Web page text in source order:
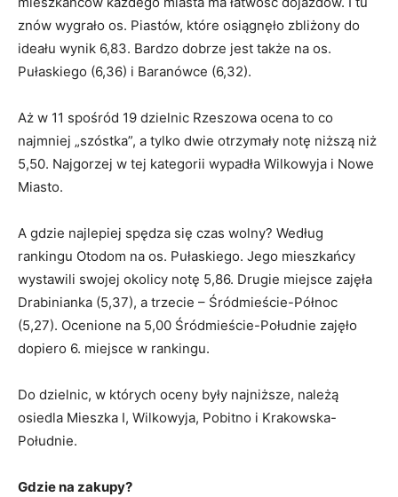
znów wygrało os. Piastów, które osiągnęło zbliżony do
ideału wynik 6,83. Bardzo dobrze jest także na os.
Pułaskiego (6,36) i Baranówce (6,32).
Aż w 11 spośród 19 dzielnic Rzeszowa ocena to co
najmniej „szóstka”, a tylko dwie otrzymały notę niższą niż
5,50. Najgorzej w tej kategorii wypadła Wilkowyja i Nowe
Miasto.
A gdzie najlepiej spędza się czas wolny? Według
rankingu Otodom na os. Pułaskiego. Jego mieszkańcy
wystawili swojej okolicy notę 5,86. Drugie miejsce zajęła
Drabinianka (5,37), a trzecie – Śródmieście-Północ
(5,27). Ocenione na 5,00 Śródmieście-Południe zajęło
dopiero 6. miejsce w rankingu.
Do dzielnic, w których oceny były najniższe, należą
osiedla Mieszka I, Wilkowyja, Pobitno i Krakowska-
Południe.
Gdzie na zakupy?